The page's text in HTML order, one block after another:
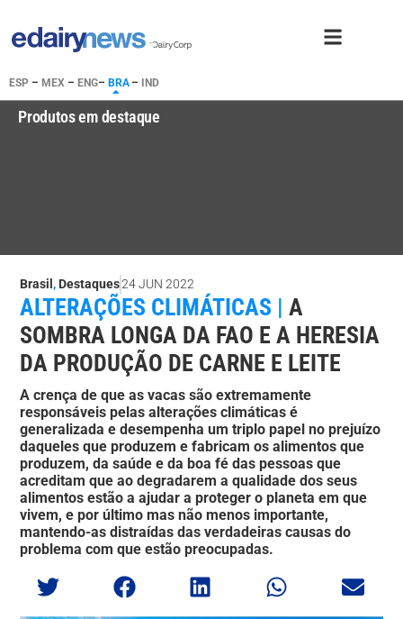
ESP – MEX – ENG– BRA– IND
Produtos em destaque
Brasil , Destaques24 JUN 2022
ALTERAÇÕES CLIMÁTICAS | A
SOMBRA LONGA DA FAO E A HERESIA
DA PRODUÇÃO DE CARNE E LEITE
A crença de que as vacas são extremamente
responsáveis pelas alterações climáticas é
generalizada e desempenha um triplo papel no prejuízo
daqueles que produzem e fabricam os alimentos que
produzem, da saúde e da boa fé das pessoas que
acreditam que ao degradarem a qualidade dos seus
alimentos estão a ajudar a proteger o planeta em que
vivem, e por último mas não menos importante,
mantendo-as distraídas das verdadeiras causas do
problema com que estão preocupadas.